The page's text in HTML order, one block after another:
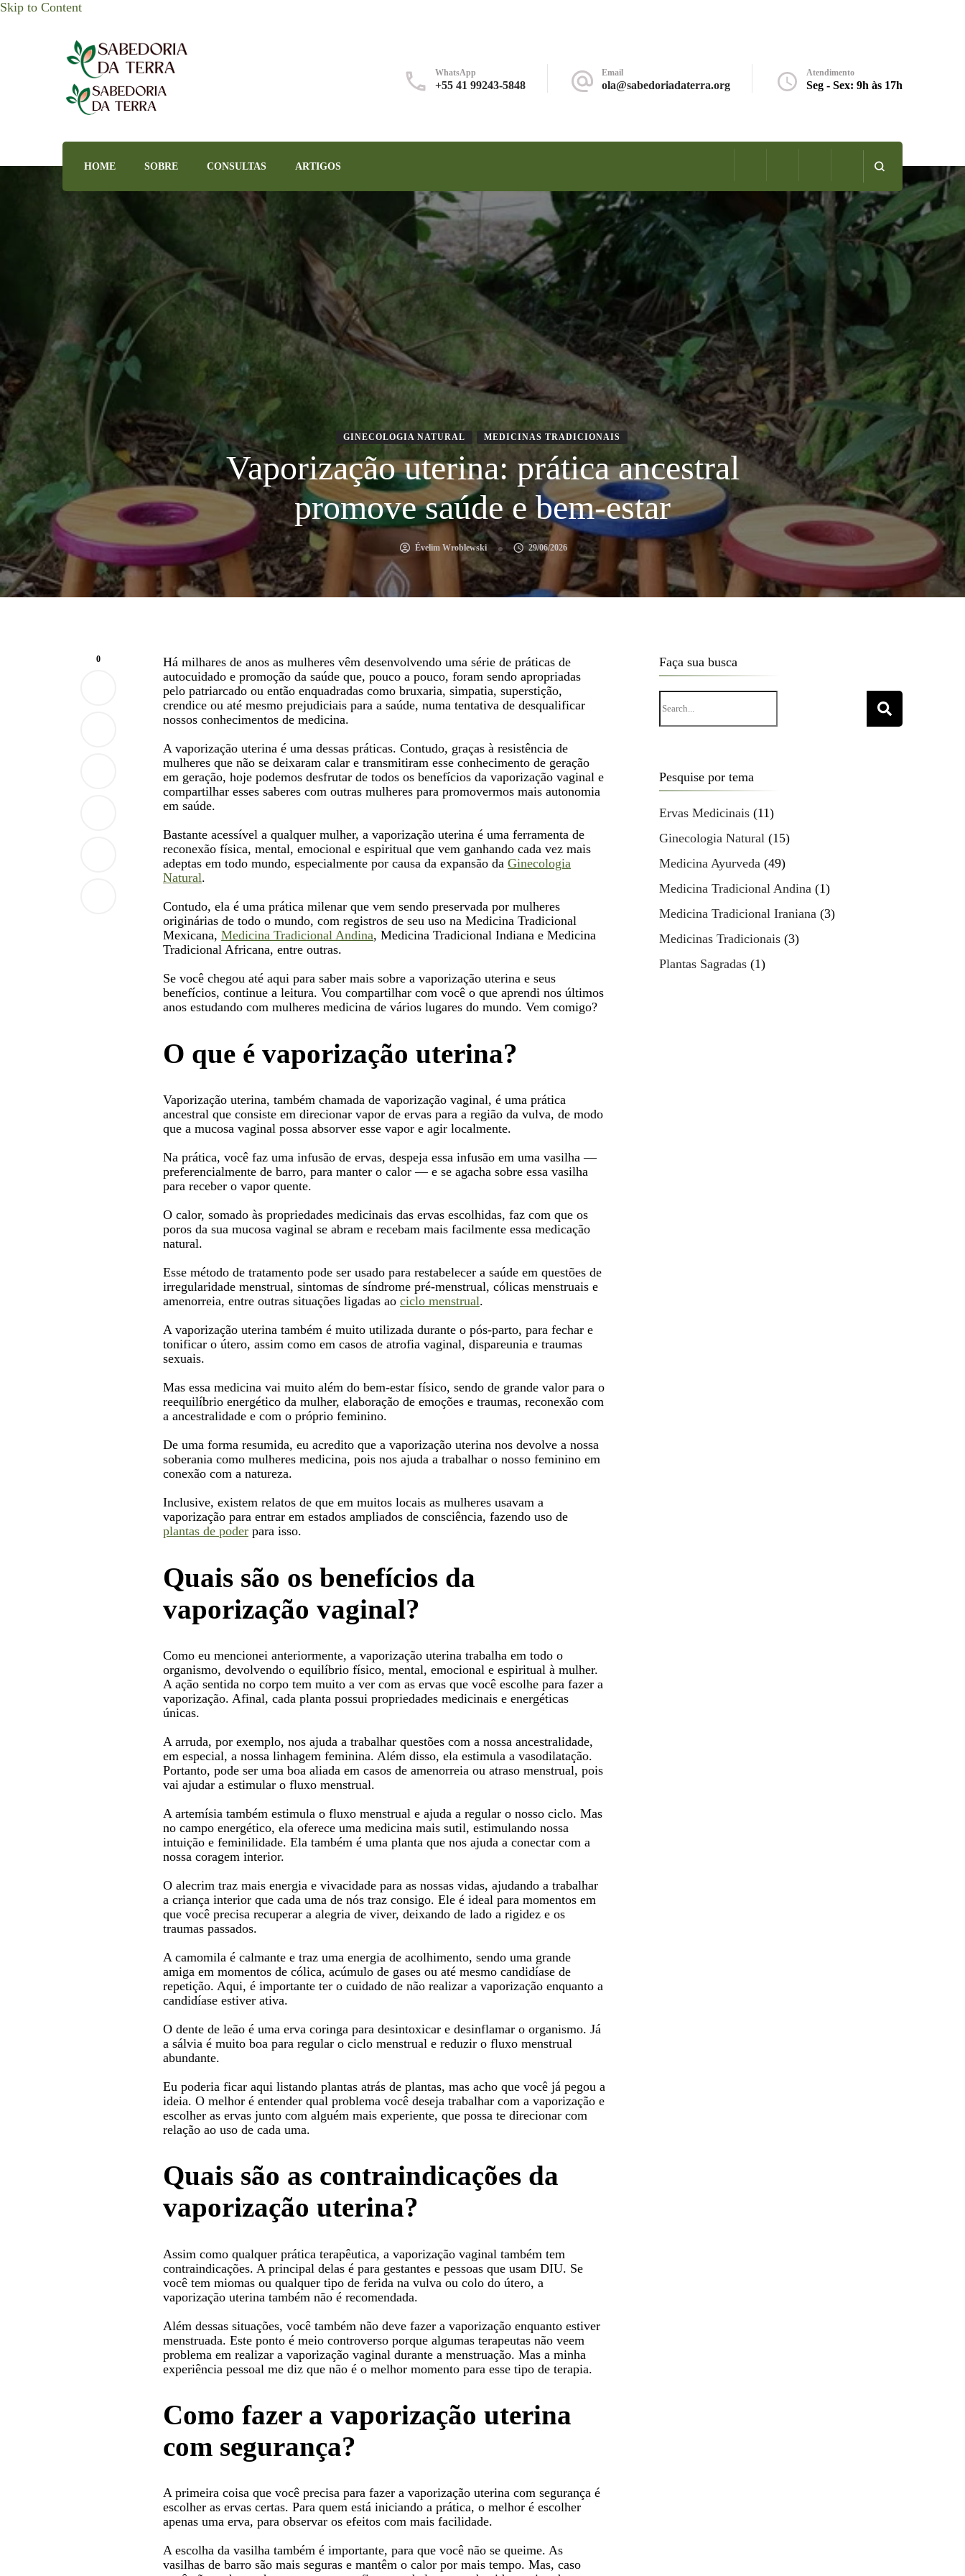
Skip to Content
Sabedoria da Terra
WhatsApp
+55 41 99243-5848
Email
ola@sabedoriadaterra.org
Atendimento
Seg - Sex: 9h às 17h
HOME SOBRE CONSULTAS ARTIGOS
GINECOLOGIA NATURAL MEDICINAS TRADICIONAIS
Vaporização uterina: prática ancestral
promove saúde e bem-estar
Évelim Wroblewski 29/06/2026
0
Há milhares de anos as mulheres vêm desenvolvendo uma série de práticas de
autocuidado e promoção da saúde que, pouco a pouco, foram sendo apropriadas
pelo patriarcado ou então enquadradas como bruxaria, simpatia, superstição,
crendice ou até mesmo prejudiciais para a saúde, numa tentativa de desqualificar
nossos conhecimentos de medicina.
A vaporização uterina é uma dessas práticas. Contudo, graças à resistência de
mulheres que não se deixaram calar e transmitiram esse conhecimento de geração
em geração, hoje podemos desfrutar de todos os benefícios da vaporização vaginal e
compartilhar esses saberes com outras mulheres para promovermos mais autonomia
em saúde.
Bastante acessível a qualquer mulher, a vaporização uterina é uma ferramenta de
reconexão física, mental, emocional e espiritual que vem ganhando cada vez mais
adeptas em todo mundo, especialmente por causa da expansão da Ginecologia
Natural.
Contudo, ela é uma prática milenar que vem sendo preservada por mulheres
originárias de todo o mundo, com registros de seu uso na Medicina Tradicional
Mexicana, Medicina Tradicional Andina, Medicina Tradicional Indiana e Medicina
Tradicional Africana, entre outras.
Se você chegou até aqui para saber mais sobre a vaporização uterina e seus
benefícios, continue a leitura. Vou compartilhar com você o que aprendi nos últimos
anos estudando com mulheres medicina de vários lugares do mundo. Vem comigo?
O que é vaporização uterina?
Vaporização uterina, também chamada de vaporização vaginal, é uma prática
ancestral que consiste em direcionar vapor de ervas para a região da vulva, de modo
que a mucosa vaginal possa absorver esse vapor e agir localmente.
Na prática, você faz uma infusão de ervas, despeja essa infusão em uma vasilha —
preferencialmente de barro, para manter o calor — e se agacha sobre essa vasilha
para receber o vapor quente.
O calor, somado às propriedades medicinais das ervas escolhidas, faz com que os
poros da sua mucosa vaginal se abram e recebam mais facilmente essa medicação
natural.
Esse método de tratamento pode ser usado para restabelecer a saúde em questões de
irregularidade menstrual, sintomas de síndrome pré-menstrual, cólicas menstruais e
amenorreia, entre outras situações ligadas ao ciclo menstrual.
A vaporização uterina também é muito utilizada durante o pós-parto, para fechar e
tonificar o útero, assim como em casos de atrofia vaginal, dispareunia e traumas
sexuais.
Mas essa medicina vai muito além do bem-estar físico, sendo de grande valor para o
reequilíbrio energético da mulher, elaboração de emoções e traumas, reconexão com
a ancestralidade e com o próprio feminino.
De uma forma resumida, eu acredito que a vaporização uterina nos devolve a nossa
soberania como mulheres medicina, pois nos ajuda a trabalhar o nosso feminino em
conexão com a natureza.
Inclusive, existem relatos de que em muitos locais as mulheres usavam a
vaporização para entrar em estados ampliados de consciência, fazendo uso de
plantas de poder para isso.
Quais são os benefícios da
vaporização vaginal?
Como eu mencionei anteriormente, a vaporização uterina trabalha em todo o
organismo, devolvendo o equilíbrio físico, mental, emocional e espiritual à mulher.
A ação sentida no corpo tem muito a ver com as ervas que você escolhe para fazer a
vaporização. Afinal, cada planta possui propriedades medicinais e energéticas
únicas.
A arruda, por exemplo, nos ajuda a trabalhar questões com a nossa ancestralidade,
em especial, a nossa linhagem feminina. Além disso, ela estimula a vasodilatação.
Portanto, pode ser uma boa aliada em casos de amenorreia ou atraso menstrual, pois
vai ajudar a estimular o fluxo menstrual.
A artemísia também estimula o fluxo menstrual e ajuda a regular o nosso ciclo. Mas
no campo energético, ela oferece uma medicina mais sutil, estimulando nossa
intuição e feminilidade. Ela também é uma planta que nos ajuda a conectar com a
nossa coragem interior.
O alecrim traz mais energia e vivacidade para as nossas vidas, ajudando a trabalhar
a criança interior que cada uma de nós traz consigo. Ele é ideal para momentos em
que você precisa recuperar a alegria de viver, deixando de lado a rigidez e os
traumas passados.
A camomila é calmante e traz uma energia de acolhimento, sendo uma grande
amiga em momentos de cólica, acúmulo de gases ou até mesmo candidíase de
repetição. Aqui, é importante ter o cuidado de não realizar a vaporização enquanto a
candidíase estiver ativa.
O dente de leão é uma erva coringa para desintoxicar e desinflamar o organismo. Já
a sálvia é muito boa para regular o ciclo menstrual e reduzir o fluxo menstrual
abundante.
Eu poderia ficar aqui listando plantas atrás de plantas, mas acho que você já pegou a
ideia. O melhor é entender qual problema você deseja trabalhar com a vaporização e
escolher as ervas junto com alguém mais experiente, que possa te direcionar com
relação ao uso de cada uma.
Quais são as contraindicações da
vaporização uterina?
Assim como qualquer prática terapêutica, a vaporização vaginal também tem
contraindicações. A principal delas é para gestantes e pessoas que usam DIU. Se
você tem miomas ou qualquer tipo de ferida na vulva ou colo do útero, a
vaporização uterina também não é recomendada.
Além dessas situações, você também não deve fazer a vaporização enquanto estiver
menstruada. Este ponto é meio controverso porque algumas terapeutas não veem
problema em realizar a vaporização vaginal durante a menstruação. Mas a minha
experiência pessoal me diz que não é o melhor momento para esse tipo de terapia.
Como fazer a vaporização uterina
com segurança?
A primeira coisa que você precisa para fazer a vaporização uterina com segurança é
escolher as ervas certas. Para quem está iniciando a prática, o melhor é escolher
apenas uma erva, para observar os efeitos com mais facilidade.
A escolha da vasilha também é importante, para que você não se queime. As
vasilhas de barro são mais seguras e mantêm o calor por mais tempo. Mas, caso
Faça sua busca
for:
Pesquise por tema
Ervas Medicinais(11)
Ginecologia Natural(15)
Medicina Ayurveda(49)
Medicina Tradicional Andina(1)
Medicina Tradicional Iraniana(3)
Medicinas Tradicionais(3)
Plantas Sagradas(1)